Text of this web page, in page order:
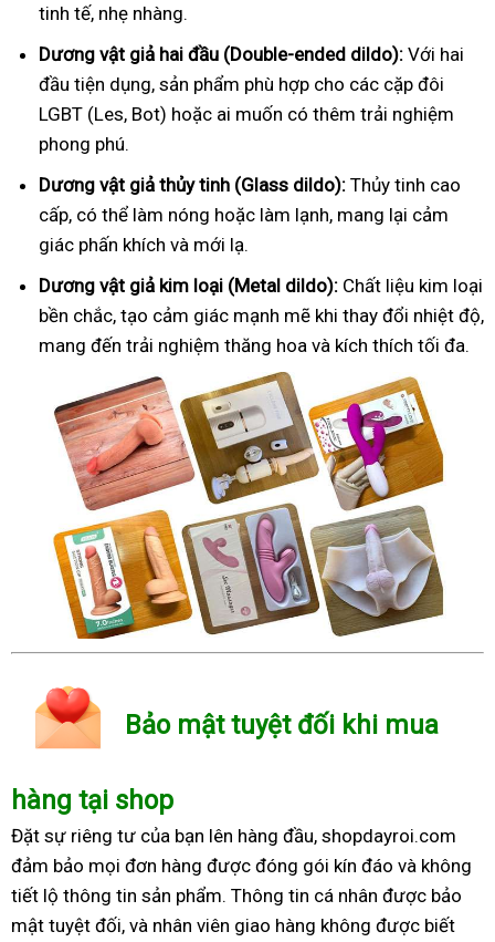
tinh tế, nhẹ nhàng.
Dương vật giả hai đầu (Double-ended dildo): Với hai
đầu tiện dụng, sản phẩm phù hợp cho các cặp đôi
LGBT (Les, Bot) hoặc ai muốn có thêm trải nghiệm
phong phú.
Dương vật giả thủy tinh (Glass dildo): Thủy tinh cao
cấp, có thể làm nóng hoặc làm lạnh, mang lại cảm
giác phấn khích và mới lạ.
Dương vật giả kim loại (Metal dildo): Chất liệu kim loại
bền chắc, tạo cảm giác mạnh mẽ khi thay đổi nhiệt độ,
mang đến trải nghiệm thăng hoa và kích thích tối đa.
Bảo mật tuyệt đối khi mua
hàng tại shop
Đặt sự riêng tư của bạn lên hàng đầu, shopdayroi.com
đảm bảo mọi đơn hàng được đóng gói kín đáo và không
tiết lộ thông tin sản phẩm. Thông tin cá nhân được bảo
mật tuyệt đối, và nhân viên giao hàng không được biết